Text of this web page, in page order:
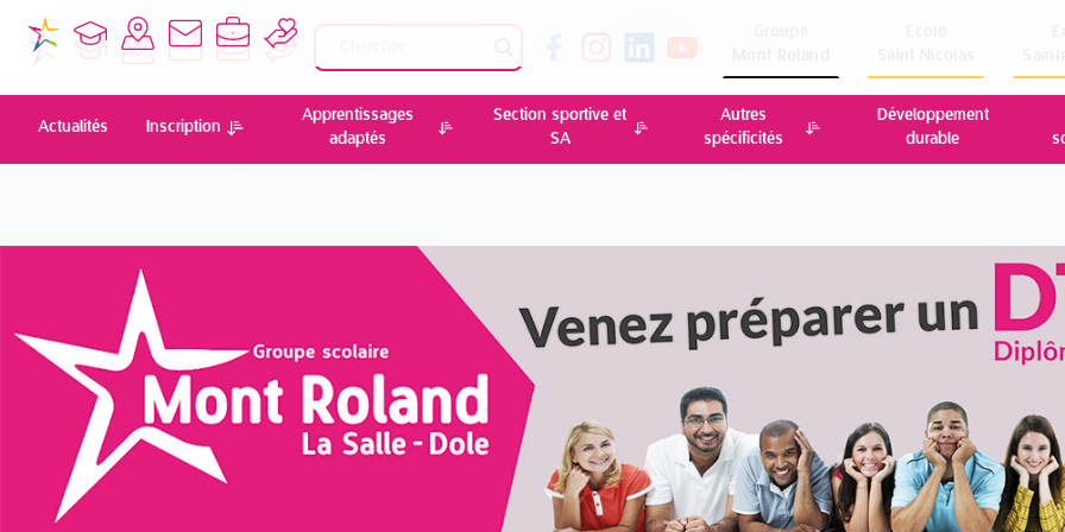
Actualités Inscription
Apprentissages
adaptés
Section sportive et
SA
Autres
spécificités
Développement
durable